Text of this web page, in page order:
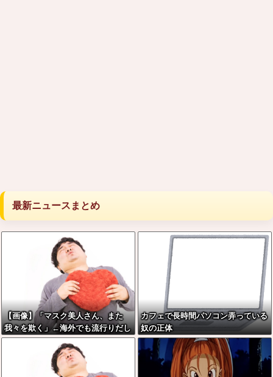
最新ニュースまとめ
【画像】「マスク美人さん、また
我々を欺く」←海外でも流行りだし
た結果がこちらw w w w w w w
カフェで長時間パソコン弄っている
奴の正体